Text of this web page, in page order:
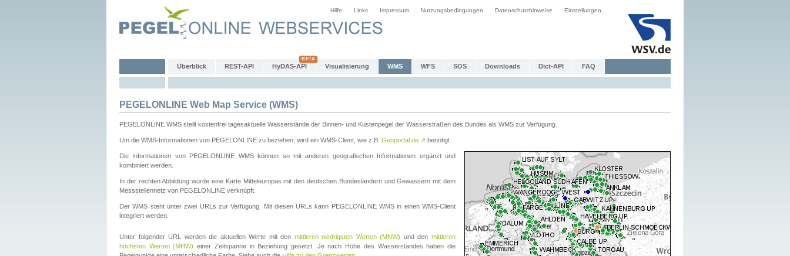
Hilfe Links Impressum Nutzungsbedingungen Datenschutzhinweise Einstellungen
Überblick REST-API HyDAS-API Visualisierung WMS WFS SOS Downloads Dict-API FAQ
PEGELONLINE Web Map Service (WMS)
PEGELONLINE WMS stellt kostenfrei tagesaktuelle Wasserstände der Binnen- und Küstenpegel der Wasserstraßen des Bundes als WMS zur Verfügung.
Um die WMS-Informationen von PEGELONLINE zu beziehen, wird ein WMS-Client, wie z.B. Geoportal.de ↗ benötigt.
Die Informationen von PEGELONLINE WMS können so mit anderen geografischen Informationen ergänzt und
kombiniert werden.
In der rechten Abbildung wurde eine Karte Mitteleuropas mit den deutschen Bundesländern und Gewässern mit dem
Messstellennetz von PEGELONLINE verknüpft.
Der WMS steht unter zwei URLs zur Verfügung. Mit diesen URLs kann PEGELONLINE WMS in einen WMS-Client
integriert werden.
Unter folgender URL werden die aktuellen Werte mit den mittleren niedrigsten Werten (MNW) und denmittleren
höchsten Werten (MHW) einer Zeitspanne in Beziehung gesetzt. Je nach Höhe des Wasserstandes haben die